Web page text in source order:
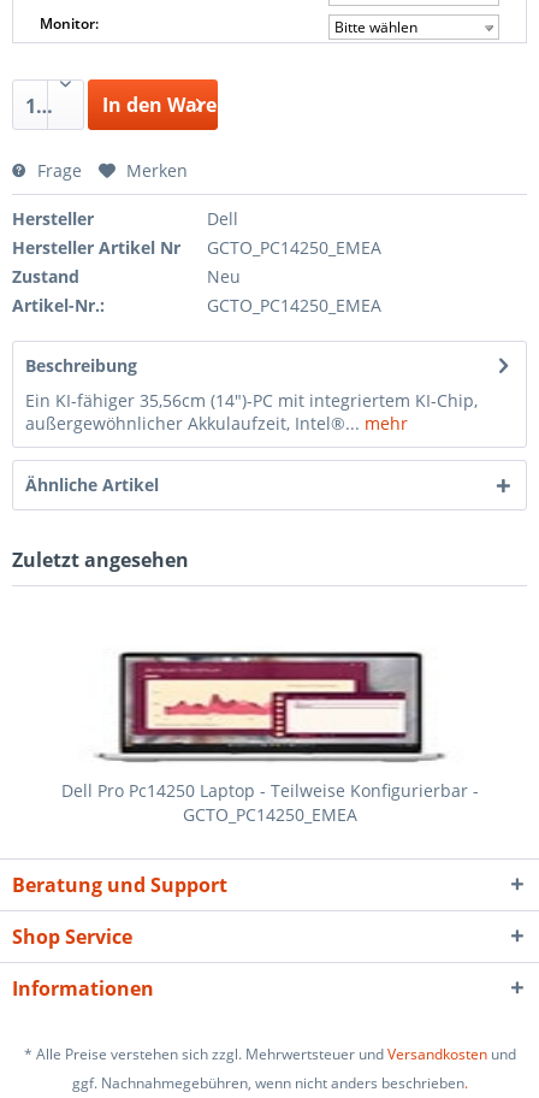
Monitor:
Bitte wählen
1 In den Warenkorb
Frage Merken
Hersteller
Dell
Hersteller Artikel Nr
GCTO_PC14250_EMEA
Zustand
Neu
Artikel-Nr.:
GCTO_PC14250_EMEA
Beschreibung
Ein KI-fähiger 35,56cm (14")-PC mit integriertem KI-Chip,
außergewöhnlicher Akkulaufzeit, Intel®... mehr
Ähnliche Artikel
Zuletzt angesehen
Dell Pro Pc14250 Laptop - Teilweise Konfigurierbar -
GCTO_PC14250_EMEA
Beratung und Support
Shop Service
Informationen
* Alle Preise verstehen sich zzgl. Mehrwertsteuer undVersandkostenund
ggf. Nachnahmegebühren, wenn nicht anders beschrieben.